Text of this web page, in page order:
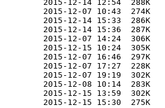
2015-12-14 12:54  288K
2015-12-07 10:43  274K
2015-12-14 15:33  286K
2015-12-14 15:36  287K
2015-12-07 14:24  306K
2015-12-15 10:24  305K
2015-12-07 16:46  297K
2015-12-07 17:27  228K
2015-12-07 19:19  302K
2015-12-08 10:14  283K
2015-12-15 13:59  302K
2015-12-15 15:30  275K